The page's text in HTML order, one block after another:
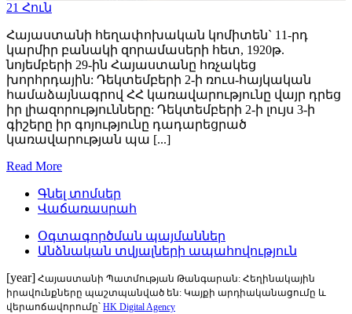
21 Հուն
Հայաստանի հեղափոխական կոմիտեն` 11-րդ
կարմիր բանակի զորամասերի հետ, 1920թ.
նոյեմբերի 29-ին Հայաստանը հռչակեց
խորհրդային: Դեկտեմբերի 2-ի ռուս-հայկական
համաձայնագրով ՀՀ կառավարությունը վայր դրեց
իր լիազորությունները: Դեկտեմբերի 2-ի լույս 3-ի
գիշերը իր գոյությունը դադարեցրած
կառավարության պա [...]
Read More
Գնել տոմսեր
Վաճառասրահ
Օգտագործման պայմաններ
Անձնական տվյալների ապահովություն
[year] Հայաստանի Պատմության Թանգարան: Հեղինակային
իրավունքները պաշտպանված են: Կայքի արդիականացումը և
վերաոճավորումը՝ HK Digital Agency